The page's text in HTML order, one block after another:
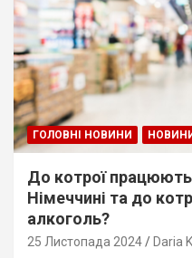
ГОЛОВНІ НОВИНИ
До котрої
Німеччині та до
алкоголь?
25 Листопада 2024 Daria